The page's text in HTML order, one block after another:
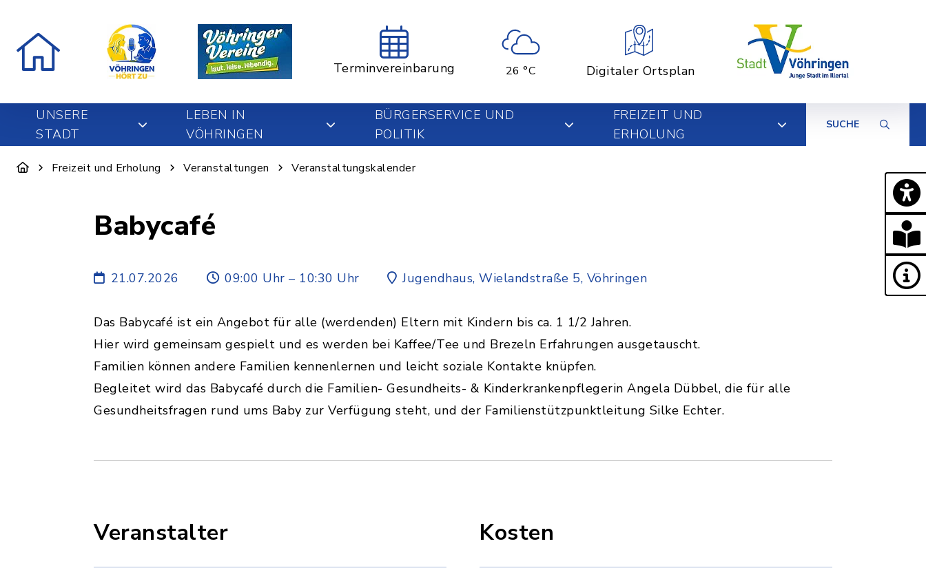
Terminvereinbarung 26 °C Digitaler Ortsplan
UNSERE
STADT
LEBEN IN
VÖHRINGEN
BÜRGERSERVICE UND
POLITIK
FREIZEIT UND
ERHOLUNG
SUCHE
Freizeit und Erholung Veranstaltungen Veranstaltungskalender
Babycafé
21.07.2026 09:00 Uhr – 10:30 Uhr Jugendhaus, Wielandstraße 5, Vöhringen
Das Babycafé ist ein Angebot für alle (werdenden) Eltern mit Kindern bis ca. 1 1/2 Jahren.
Hier wird gemeinsam gespielt und es werden bei Kaffee/Tee und Brezeln Erfahrungen ausgetauscht.
Familien können andere Familien kennenlernen und leicht soziale Kontakte knüpfen.
Begleitet wird das Babycafé durch die Familien- Gesundheits- & Kinderkrankenpflegerin Angela Dübbel, die für alle
Gesundheitsfragen rund ums Baby zur Verfügung steht, und der Familienstützpunktleitung Silke Echter.
Veranstalter Kosten